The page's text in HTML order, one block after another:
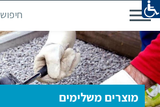
חיפוש
מוצרים משלימים